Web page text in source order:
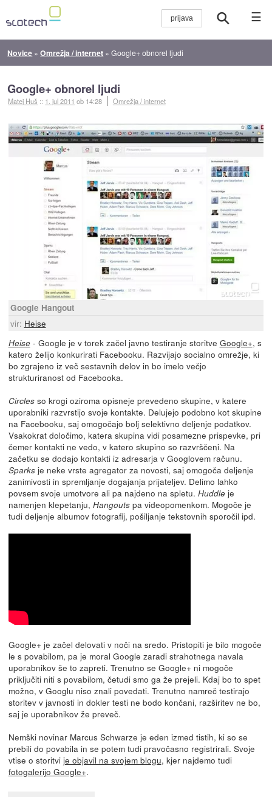
☰
Novice »Omrežja / internet »Google+ obnorel ljudi
Google+ obnorel ljudi
Matej Huš :: 1. jul 2011 ob 14:28 Omrežja / internet
Google Hangout
vir: Heise
Heise- Google je v torek začel javno testiranje storitve Google+, s
katero želijo konkurirati Facebooku. Razvijajo socialno omrežje, ki
bo zgrajeno iz več sestavnih delov in bo imelo večjo
strukturiranost od Facebooka.
Circlesso krogi oziroma opisneje prevedeno skupine, v katere
uporabniki razvrstijo svoje kontakte. Delujejo podobno kot skupine
na Facebooku, saj omogočajo bolj selektivno deljenje podatkov.
Vsakokrat določimo, katera skupina vidi posamezne prispevke, pri
čemer kontakti ne vedo, v katero skupino so razvrščeni. Na
začetku se dodajo kontakti iz adresarja v Googlovem računu.
Sparksje neke vrste agregator za novosti, saj omogoča deljenje
zanimivosti in spremljanje dogajanja prijateljev. Delimo lahko
povsem svoje umotvore ali pa najdeno na spletu. Huddleje
namenjen klepetanju, Hangoutspa videopomenkom. Mogoče je
tudi deljenje albumov fotografij, pošiljanje tekstovnih sporočil ipd.
Google+ je začel delovati v noči na sredo. Pristopiti je bilo mogoče
le s povabilom, pa je moral Google zaradi strahotnega navala
uporabnikov še to zapreti. Trenutno se Google+ ni mogoče
priključiti niti s povabilom, četudi smo ga že prejeli. Kdaj bo to spet
možno, v Googlu niso znali povedati. Trenutno namreč testirajo
storitev v javnosti in dokler testi ne bodo končani, razširitev ne bo,
saj je uporabnikov že preveč.
Nemški novinar Marcus Schwarze je eden izmed tistih, ki so se
prebili do povabila in se potem tudi pravočasno registrirali. Svoje
vtise o storitvi je objavil na svojem blogu, kjer najdemo tudi
fotogalerijo Google+.